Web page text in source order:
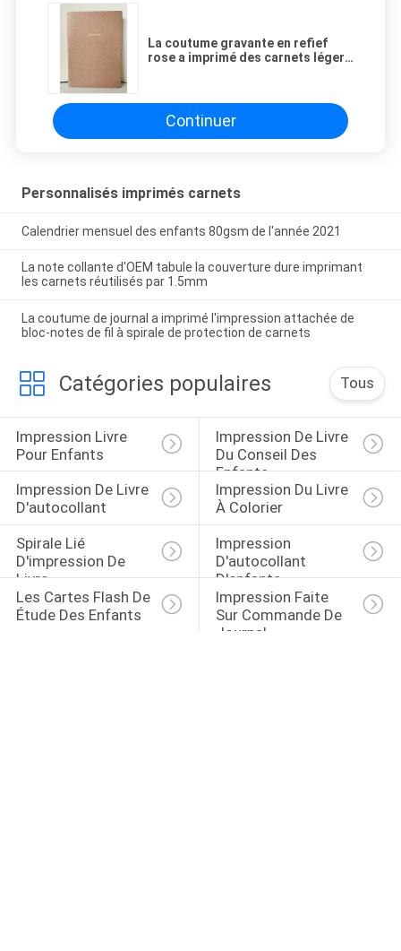
La coutume gravante en refief
rose a imprimé des carnets légers
Continuer
Personnalisés imprimés carnets
Calendrier mensuel des enfants 80gsm de l'année 2021
La note collante d'OEM tabule la couverture dure imprimant
les carnets réutilisés par 1.5mm
La coutume de journal a imprimé l'impression attachée de
bloc-notes de fil à spirale de protection de carnets
Catégories populaires Tous
Impression Livre
Pour Enfants
Impression De Livre
Du Conseil Des
Enfants
Impression De Livre
D'autocollant
Impression Du Livre
À Colorier
Spirale Lié
D'impression De
Livre
Impression
D'autocollant
D'enfants
Les Cartes Flash De
Étude Des Enfants
Impression Faite
Sur Commande De
Journal